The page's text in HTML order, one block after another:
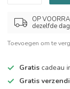
OP
dezelfde
Toevoegen om te
Gratis cadeau
Gratis